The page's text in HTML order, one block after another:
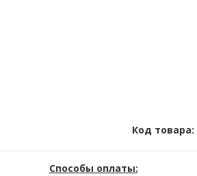
Код товара:
Способы оплаты: